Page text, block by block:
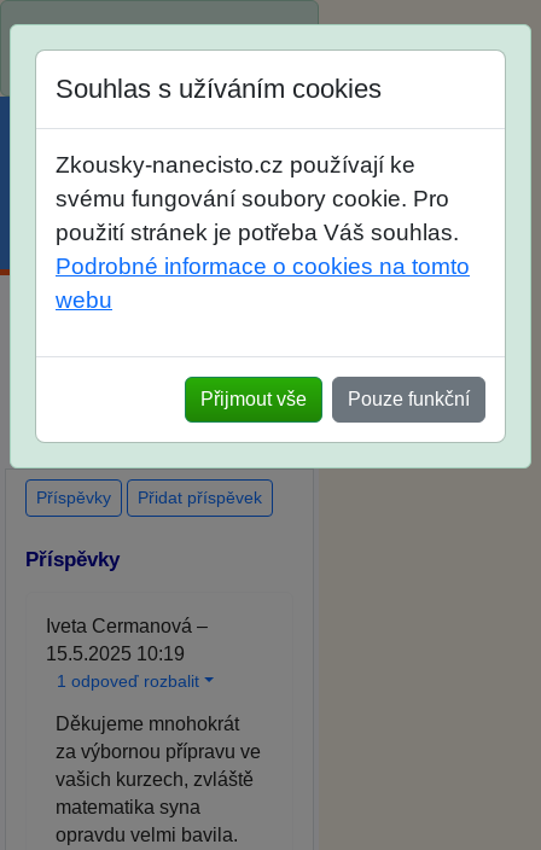
Menu Účet Košík
po skutečných přijímacích
zkouškách
Souhlas s užíváním cookies
Zkousky-nanecisto.cz používají ke
svému fungování soubory cookie. Pro
použití stránek je potřeba Váš souhlas.
Podrobné informace o cookies na tomto
webu
Přijmout vše Pouze funkční
Příspěvky Přidat příspěvek
Příspěvky
Iveta Cermanová –
15.5.2025 10:19
1 odpoveď rozbalit
Děkujeme mnohokrát
za výbornou přípravu ve
vašich kurzech, zvláště
matematika syna
opravdu velmi bavila.